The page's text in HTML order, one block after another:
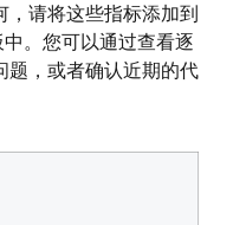
请将这些指标添加到
。您可以通过查看逐
题，或者确认近期的代